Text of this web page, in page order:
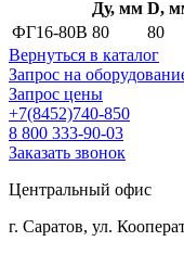
Ду, мм D,
ФГ16-80В 80 80
Вернуться в каталог
Запрос на
Запрос цены
+7(8452)740-850
8 800 333-90-03
Заказать звонок
Центральный офис
г. Саратов, ул.